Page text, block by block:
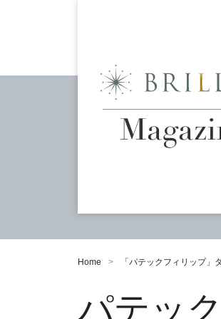
Home 「 パテックフィリップ」